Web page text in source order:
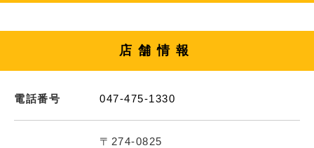
店舗情報
電話番号 047-475-1330
〒274-0825